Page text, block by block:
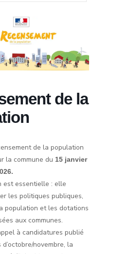
de la
de la population
la commune du 15 janvier
est essentielle : elle
les politiques publiques,
population et les dotations
aux communes.
à candidatures publié
novembre, la